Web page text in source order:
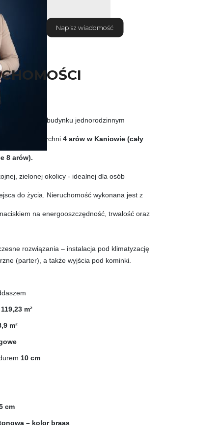
Napisz wiadomość
mieszkalny w budynku jednorodzinnym
o powierzchni 4 arów w Kaniowie (cały
8 arów).
zielonej okolicy - idealnej dla osób
do życia. Nieruchomość wykonana jest z
na energooszczędność, trwałość oraz
rozwiązania – instalacja pod klimatyzację
(parter), a także wyjścia pod kominki.
m²
m²
10 cm
cm
– kolor braas